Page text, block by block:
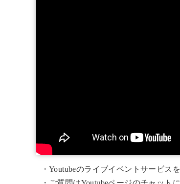
・Youtubeのライブイベントサービス